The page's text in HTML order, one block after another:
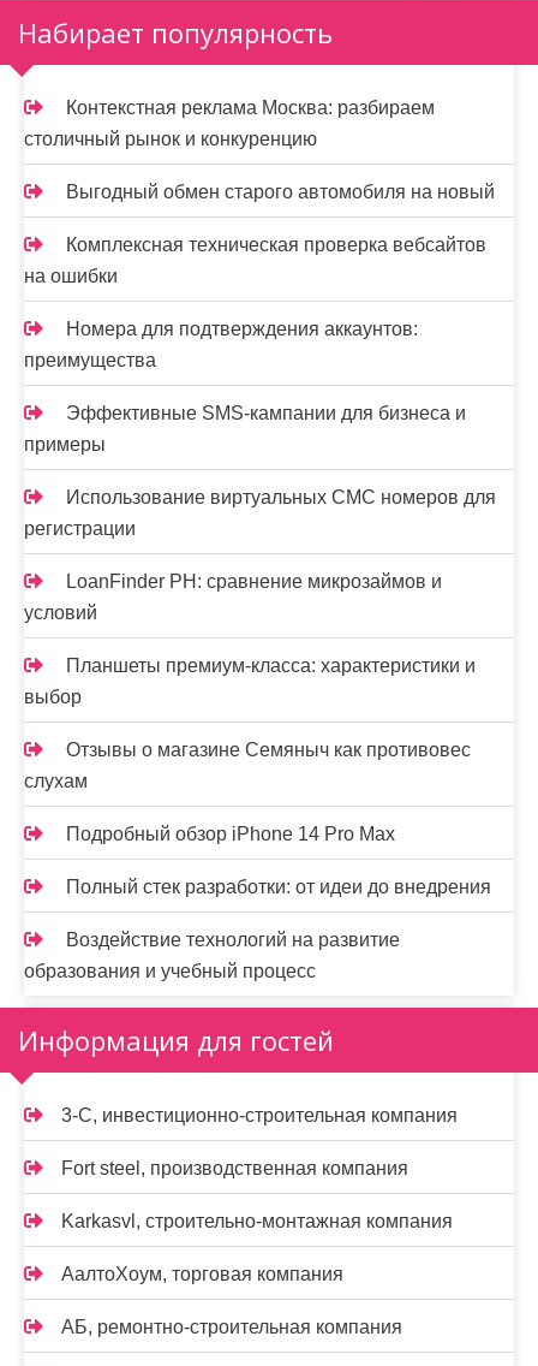
Набирает популярность
Контекстная реклама Москва: разбираем
столичный рынок и конкуренцию
Выгодный обмен старого автомобиля на новый
Комплексная техническая проверка вебсайтов
на ошибки
Номера для подтверждения аккаунтов:
преимущества
Эффективные SMS-кампании для бизнеса и
примеры
Использование виртуальных СМС номеров для
регистрации
LoanFinder PH: сравнение микрозаймов и
условий
Планшеты премиум-класса: характеристики и
выбор
Отзывы о магазине Семяныч как противовес
слухам
Подробный обзор iPhone 14 Pro Max
Полный стек разработки: от идеи до внедрения
Воздействие технологий на развитие
образования и учебный процесс
Информация для гостей
3-С, инвестиционно-строительная компания
Fort steel, производственная компания
Karkasvl, строительно-монтажная компания
АалтоХоум, торговая компания
АБ, ремонтно-строительная компания